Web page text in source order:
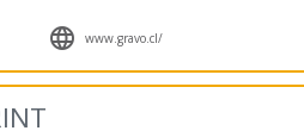
 www.gravo.cl/